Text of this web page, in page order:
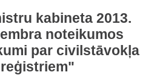
kabineta 2013.
noteikumos
par civilstāvokļa